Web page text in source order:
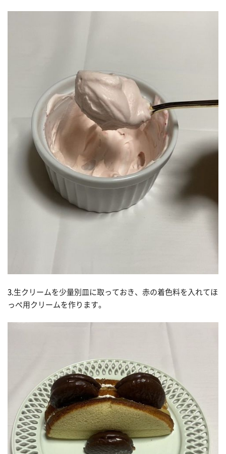
3. 生クリームを少量別皿に取っておき、赤の着色料を入れてほ
っぺ用クリームを作ります。